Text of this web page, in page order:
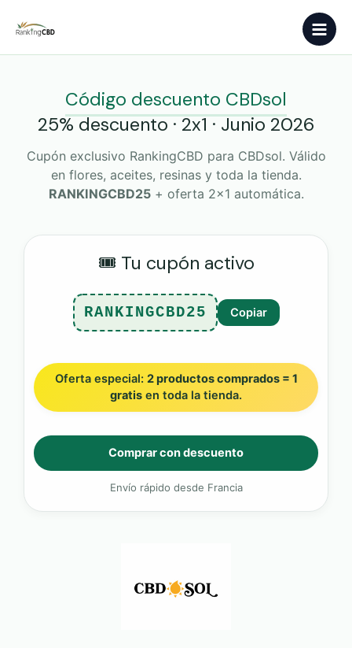
contenido
Main
Código descuento CBDsol
25% descuento · 2x1 · Junio 2026
Cupón exclusivo RankingCBD para CBDsol. Válido
en flores, aceites, resinas y toda la tienda.
RANKINGCBD25+ oferta 2x1 automática.
🎟️ Tu cupón activo
RANKINGCBD25 Copiar
Oferta especial: 2 productos comprados = 1
gratis en toda la tienda.
Comprar con descuento
Envío rápido desde Francia